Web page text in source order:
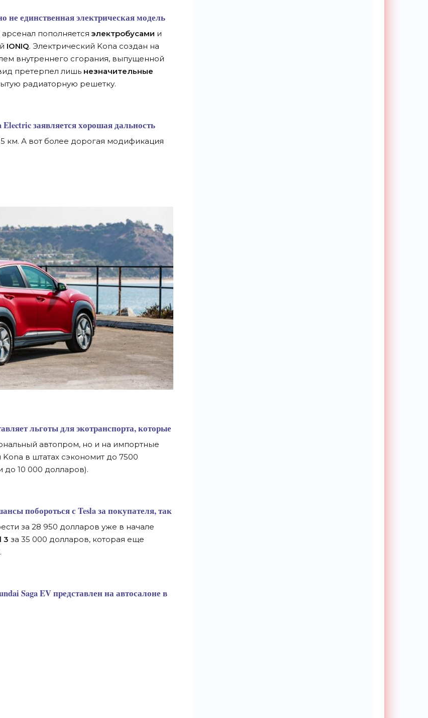
не единственная электрическая модель
пополняется электробусами и
IONIQ. Электрический Kona создан на
внутреннего сгорания, выпущенной
претерпел лишь незначительные
радиаторную решетку.
заявляется хорошая дальность
км. А вот более дорогая модификация
льготы для экотранспорта, которые
автопром, но и на импортные
в штатах сэкономит до 7500
10 000 долларов).
побороться с Tesla за покупателя, так
за 28 950 долларов уже в начале
3 за 35 000 долларов, которая еще
Saga EV представлен на автосалоне в